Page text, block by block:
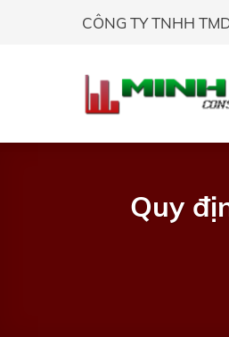
CÔNG TY TNHH
Quy